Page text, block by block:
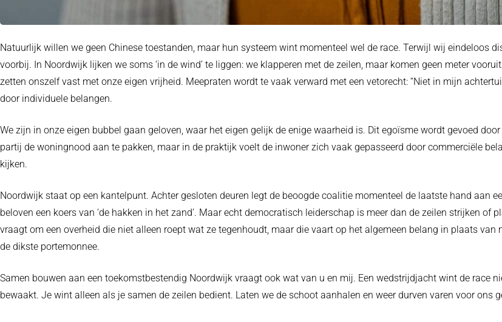
Natuurlijk willen we geen Chinese toestanden, maar hun systeem wint momenteel wel de race. Terwijl wij eindeloos
voorbij. In Noordwijk lijken we soms ‘in de wind’ te liggen: we klapperen met de zeilen, maar komen geen meter
zetten onszelf vast met onze eigen vrijheid. Meepraten wordt te vaak verward met een vetorecht: “Niet in mijn
door individuele belangen.
We zijn in onze eigen bubbel gaan geloven, waar het eigen gelijk de enige waarheid is. Dit egoïsme wordt gevoed
partij de woningnood aan te pakken, maar in de praktijk voelt de inwoner zich vaak gepasseerd door commerciële
kijken.
Noordwijk staat op een kantelpunt. Achter gesloten deuren legt de beoogde coalitie momenteel de laatste hand aan
beloven een koers van ‘de hakken in het zand’. Maar echt democratisch leiderschap is meer dan de zeilen strijken of
vraagt om een overheid die niet alleen roept wat ze tegenhoudt, maar die vaart op het algemeen belang in plaats van
de dikste portemonnee.
Samen bouwen aan een toekomstbestendig Noordwijk vraagt ook wat van u en mij. Een wedstrijdjacht wint de race
bewaakt. Je wint alleen als je samen de zeilen bedient. Laten we de schoot aanhalen en weer durven varen voor ons